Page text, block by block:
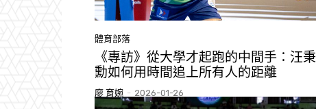
體育部落
《專訪》從大學才起跑的中間手：汪秉
勳如何用時間追上所有人的距離
廖 育婉 - 2026-01-26